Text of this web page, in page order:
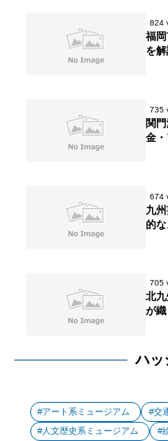
824
福
を
735
関
金
674
九
的な
705
北
が
ハッ
アート系ミュージアム 交
人文歴史系ミュージアム